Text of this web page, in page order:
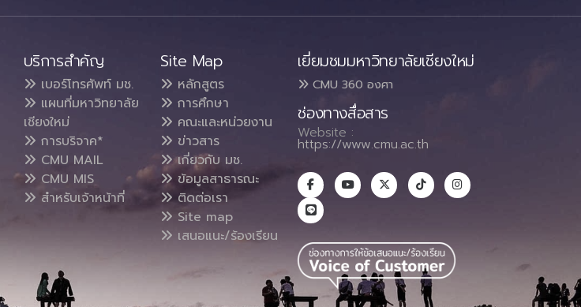
บริการสำคัญ
เบอร์โทรศัพท์ มช.
แผนที่มหาวิทยาลัย
เชียงใหม่
การบริจาค*
CMU MAIL
CMU MIS
สำหรับเจ้าหน้าที่
Site Map
หลักสูตร
การศึกษา
คณะและหน่วยงาน
ข่าวสาร
เกี่ยวกับ มช.
ข้อมูลสาธารณะ
ติดต่อเรา
Site map
เสนอแนะ/ร้องเรียน
เยี่ยมชมมหาวิทยาลัยเชียงใหม่
CMU 360 องศา
ช่องทางสื่อสาร
Website :
https://www.cmu.ac.th